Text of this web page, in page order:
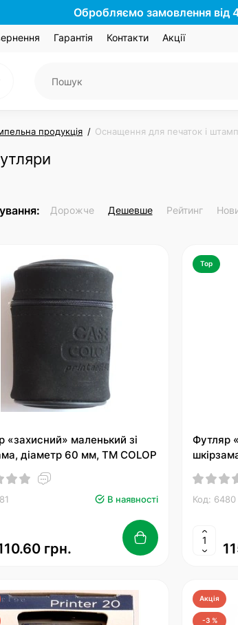
Обробляємо замовлення від
Гарантія Контакти Акції
продукція Оснащення для печаток і
Дорожче Дешевше Рейтинг
«захисний» маленький зі
діаметр 60 мм, ТМ COLOP
В наявності
грн.
Top
Футляр
Код: 6480
Акція
-3 %